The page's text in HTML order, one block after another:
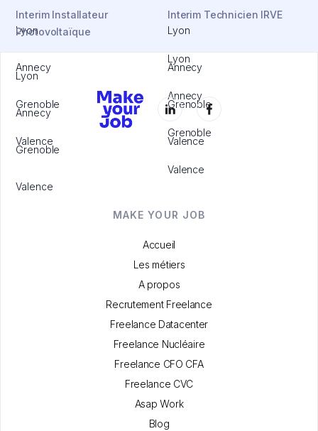
Lyon
Annecy
Grenoble
Valence
Lyon
Annecy
Grenoble
Valence
Interim Installateur
Photovoltaïque
Lyon
Annecy
Grenoble
Valence
Interim Technicien IRVE
Lyon
Annecy
Grenoble
Valence
MAKE YOUR JOB
Accueil
Les métiers
A propos
Recrutement Freelance
Freelance Datacenter
Freelance Nucléaire
Freelance CFO CFA
Freelance CVC
Asap Work
Blog